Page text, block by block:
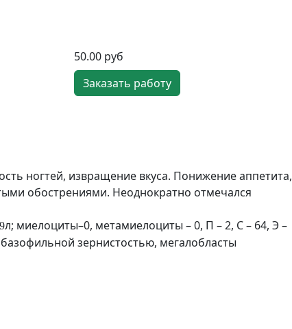
50.00 руб
Заказать работу
ногтей, извращение вкуса. Понижение аппетита,
обострениями. Неоднократно отмечался
9л; миелоциты–0, метамиелоциты – 0, П – 2, С – 64, Э –
зернистостью, мегалобласты